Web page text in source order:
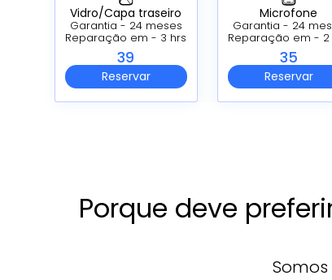
Vidro/Capa traseiro
Garantia - 24 meses
Reparação em - 3 hrs
39
Reservar
Microfone
Garantia - 24
Reparação em - 2
35
Reservar
Porque deve